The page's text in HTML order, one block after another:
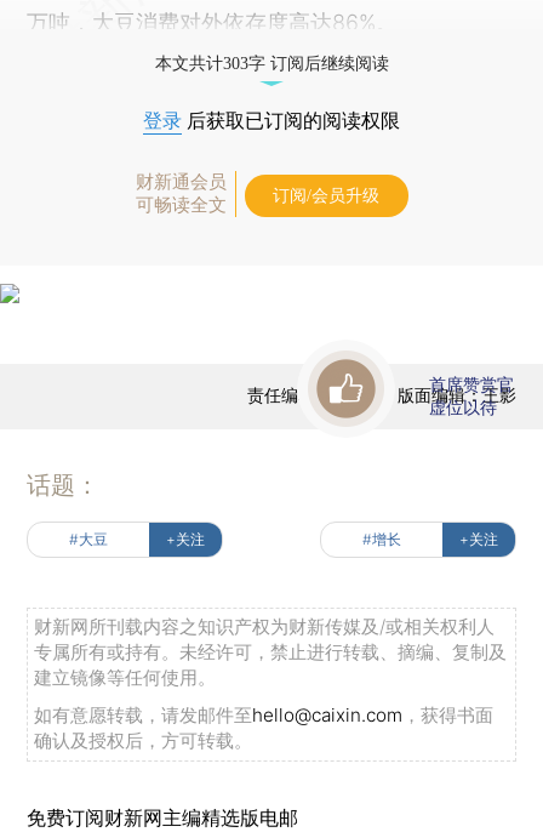
万吨，大豆消费对外依存度高达86%。
本文共计303字 订阅后继续阅读
登录 后获取已订阅的阅读权限
财新通会员
可畅读全文
订阅/会员升级
责任编辑：田铁军 | 版面编辑：王影
首席赞赏官
虚位以待
话题：
#大豆 +关注 #增长 +关注
财新网所刊载内容之知识产权为财新传媒及/或相关权利人
专属所有或持有。未经许可，禁止进行转载、摘编、复制及
建立镜像等任何使用。
如有意愿转载，请发邮件至hello@caixin.com ，获得书面
确认及授权后，方可转载。
免费订阅财新网主编精选版电邮